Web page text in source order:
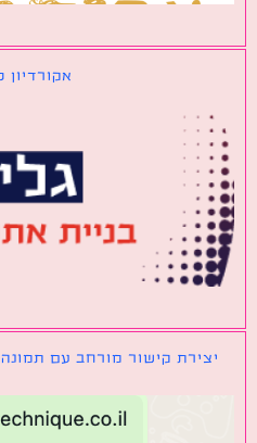
אקורדיון סגור
קישור מורחב עם תמונה